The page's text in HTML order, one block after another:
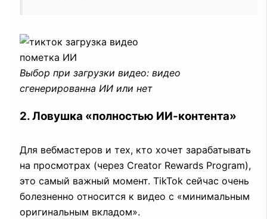
Выбор при загрузки видео: видео
сгенерированна ИИ или нет
2. Ловушка «полностью ИИ-контента»
Для вебмастеров и тех, кто хочет зарабатывать
на просмотрах (через Creator Rewards Program),
это самый важный момент. TikTok сейчас очень
болезненно относится к видео с «минимальным
оригинальным вкладом».